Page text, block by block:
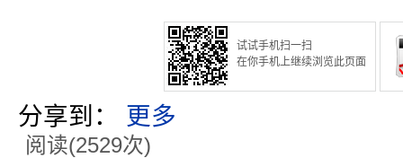
试试手机扫一扫
在你手机上继续浏览此页面
分享到： 更多
阅读(2529次)